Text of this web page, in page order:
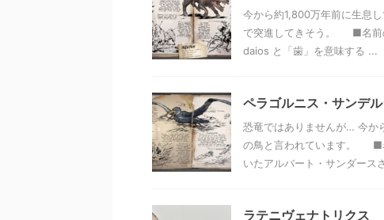
今から約1,800万年前に生息
で突進してきそう。 ■名前
daios と「歯」を意味する ...
ペラゴルニス・サンデ
恐竜ではありませんが… 今か
の鳥と言われています。 ■
いたアルバート・サンダース
ラテニヴェナトリクス